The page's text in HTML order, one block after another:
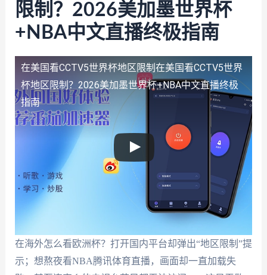
限制？2026美加墨世界杯
+NBA中文直播终极指南
在美国看CCTV5世界杯地区限制 在美国看CCTV5世界
杯地区限制？2026美加墨世界杯+NBA中文直播终极
指南
在海外怎么看欧洲杯？打开国内平台却弹出“地区限制”提
示；想熬夜看NBA腾讯体育直播，画面却一直加载失